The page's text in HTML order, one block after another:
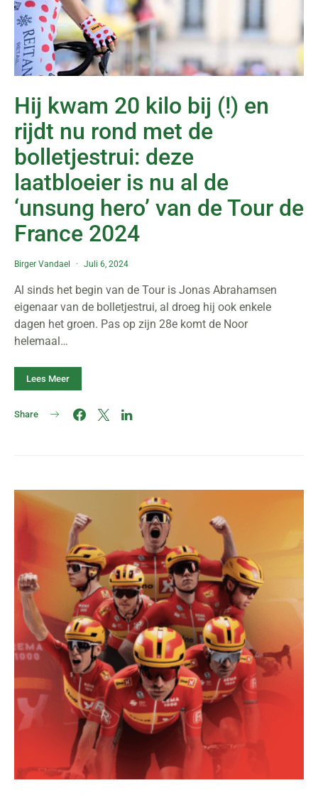
Hij kwam 20 kilo bij (!) en
rijdt nu rond met de
bolletjestrui: deze
laatbloeier is nu al de
‘unsung hero’ van de Tour de
France 2024
Birger Vandael Juli 6, 2024
Al sinds het begin van de Tour is Jonas Abrahamsen
eigenaar van de bolletjestrui, al droeg hij ook enkele
dagen het groen. Pas op zijn 28e komt de Noor
helemaal…
Lees Meer
Share